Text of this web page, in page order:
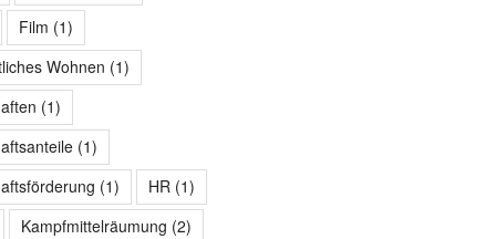
Film (1)
Wohnen (1)
(1)
(1)
(1) HR(1)
Kampfmittelräumung (2)